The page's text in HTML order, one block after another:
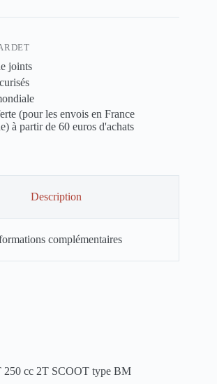
joints
(pour les envois en France
à partir de 60 euros d'achats
Description
complémentaires
cc 2T SCOOT type BM